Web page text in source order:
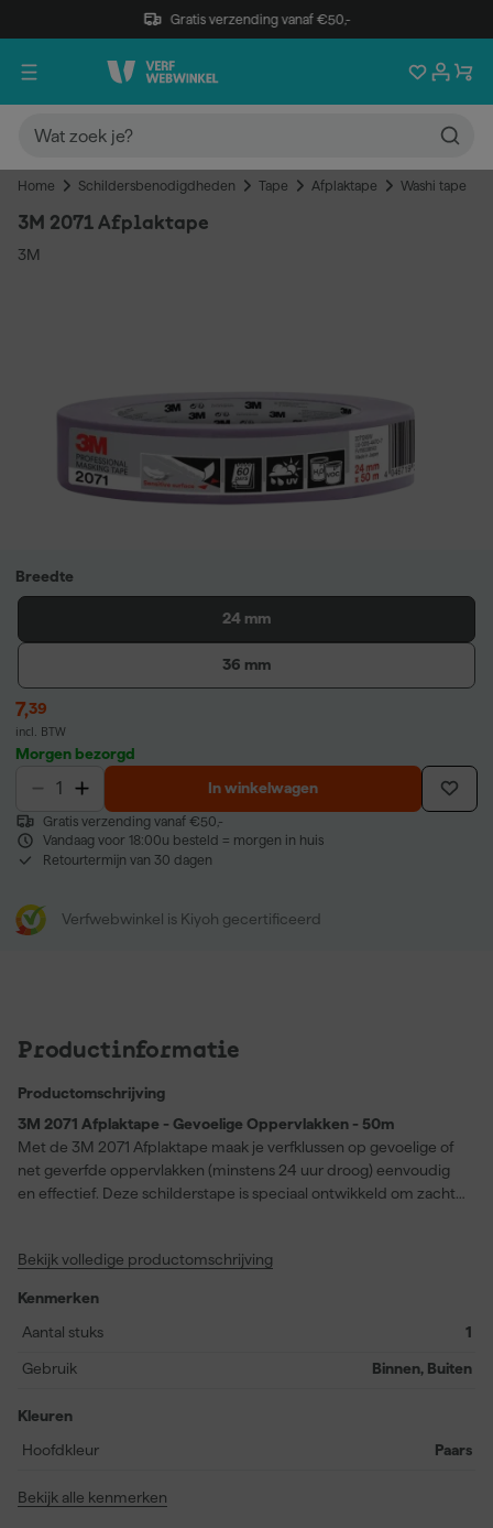
Gratis verzending vanaf €50,-
Home Schildersbenodigdheden Tape Afplaktape Washi tape
3M 2071 Afplaktape
3M
Breedte
24 mm
36 mm
7,39
incl. BTW
Morgen bezorgd
In winkelwagen
Gratis verzending vanaf €50,-
Vandaag voor 18:00u besteld = morgen in huis
Retourtermijn van 30 dagen
Verfwebwinkel is Kiyoh gecertificeerd
Productinformatie
Productomschrijving
3M 2071 Afplaktape - Gevoelige Oppervlakken - 50m
Met de 3M 2071 Afplaktape maak je verfklussen op gevoelige of
net geverfde oppervlakken (minstens 24 uur droog) eenvoudig
en effectief. Deze schilderstape is speciaal ontwikkeld om zachte
strepen en patronen. Je profiteert van zeer scherpe verflijnen,
tape laat zich tot 60 dagen na aanbrengen schoon verwijderen,
zonder schade of lijmresten achter te laten. Hij is UV- en
en is geschikt voor alle gangbare verfsoorten op water- en
gecontroleerd papier uit duurzaam beheerde bossen, zodat je
kiest voor kwaliteit én milieuverantwoordelijkheid.
Bekijk volledige productomschrijving
Kenmerken
Aantal stuks
1
Gebruik Binnen, Buiten
Kleuren
Hoofdkleur
Paars
Bekijk alle kenmerken